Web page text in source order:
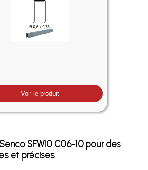
Voir le produit
SFW10 C06-10 pour des
et précises